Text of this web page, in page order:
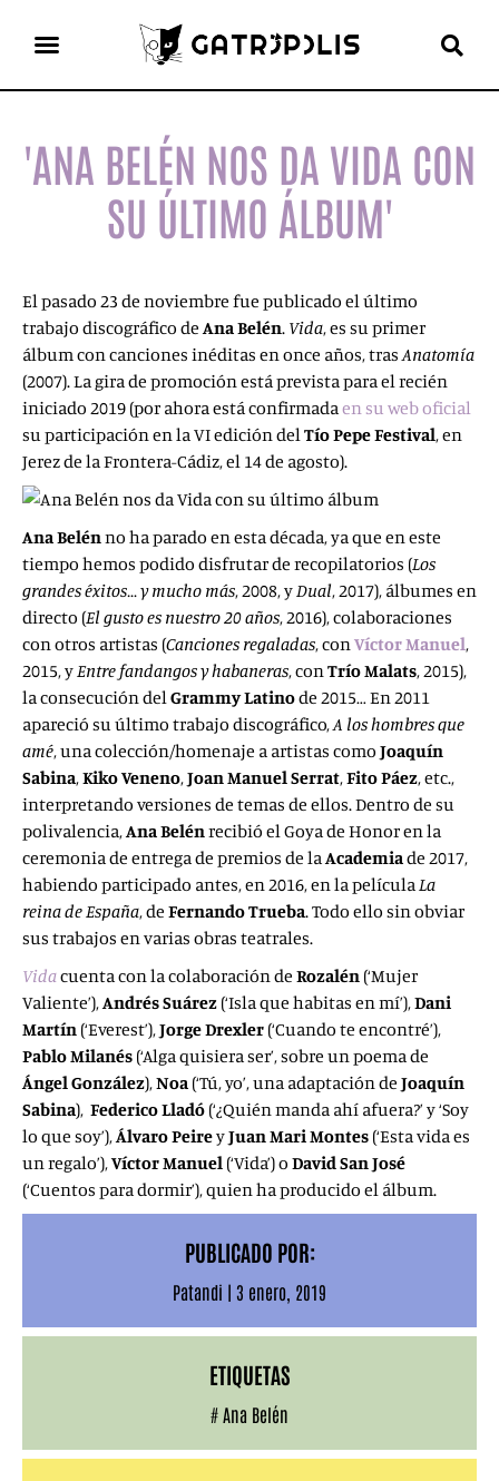
'ANA BELÉN NOS DA VIDA CON
SU ÚLTIMO ÁLBUM'
El pasado 23 de noviembre fue publicado el último
trabajo discográfico deAna Belén. Vida, es su primer
álbum con canciones inéditas en once años, trasAnatomía
(2007). La gira de promoción está prevista para el recién
iniciado 2019 (por ahora está confirmadaen su web oficial
su participación en la VI edición delTío Pepe Festival, en
Jerez de la Frontera-Cádiz, el 14 de agosto).
AnaBelénno ha parado en esta década, ya que en este
tiempo hemos podido disfrutar de recopilatorios (Los
grandes éxitos… y mucho más, 2008, yDual, 2017), álbumes en
directo (El gusto es nuestro 20 años, 2016), colaboraciones
con otros artistas (Canciones regaladas, conVíctor Manuel,
2015, yEntre fandangos y habaneras, conTrío Malats, 2015),
la consecución delGrammy Latinode 2015… En 2011
apareció su último trabajo discográfico,A los hombres que
amé, una colección/homenaje a artistas como Joaquín
Sabina,Kiko Veneno,Joan ManuelSerrat,FitoPáez, etc.,
interpretando versiones de temas de ellos. Dentro de su
polivalencia,Ana Belénrecibió el Goya de Honor en la
ceremonia de entrega de premios de laAcademiade 2017,
habiendo participado antes, en 2016, en la películaLa
reina de España, de Fernando Trueba. Todo ello sin obviar
sus trabajos en varias obras teatrales.
Vidacuenta con la colaboración de Rozalén (‘Mujer
Valiente’),Andrés Suárez (‘Isla que habitas en mí’),Dani
Martín (‘Everest’),Jorge Drexler (‘Cuando te encontré’),
Pablo Milanés (‘Alga quisiera ser’, sobre un poema de
Ángel González),Noa (‘Tú, yo’, una adaptación de Joaquín
Sabina), Federico Lladó (‘¿Quién manda ahí afuera?’ y ‘Soy
lo que soy’),Álvaro PeireyJuanMariMontes (‘Esta vida es
un regalo’),Víctor Manuel (‘Vida’) o David San José
(‘Cuentos para dormir’), quien ha producido el álbum.
PUBLICADO POR:
Patandi | 3 enero, 2019
ETIQUETAS
# Ana Belén